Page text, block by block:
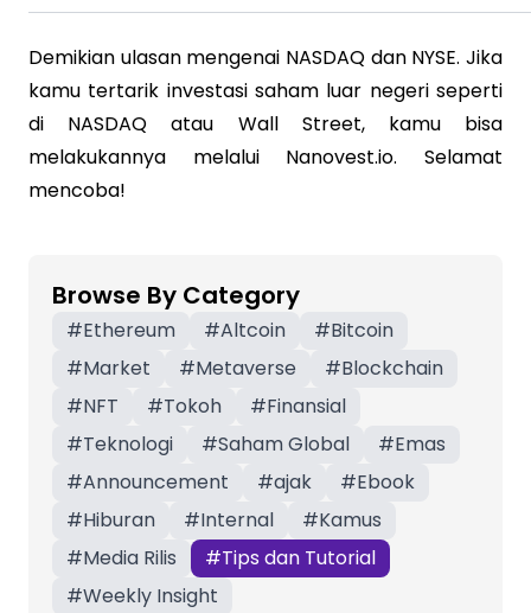
Demikian ulasan mengenai NASDAQ dan NYSE. Jika
kamu tertarik investasi saham luar negeri seperti
di NASDAQ atau Wall Street, kamu bisa
melakukannya melalui Nanovest.io. Selamat
mencoba!
Browse By Category
#Ethereum #Altcoin #Bitcoin
#Market #Metaverse #Blockchain
#NFT #Tokoh #Finansial
#Teknologi #Saham Global #Emas
#Announcement #ajak #Ebook
#Hiburan #Internal #Kamus
#Media Rilis #Tips dan Tutorial
#Weekly Insight